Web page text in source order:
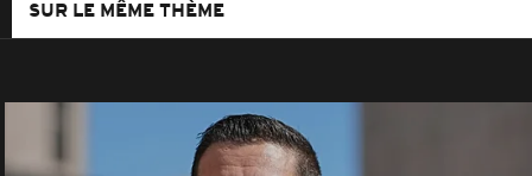
SUR LE MÊME THÈME